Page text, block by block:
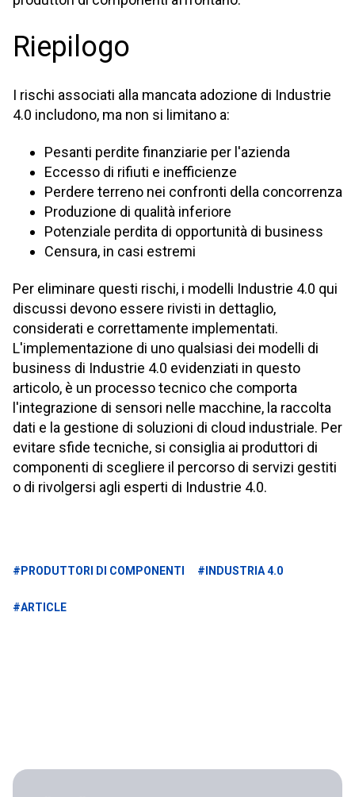
Riepilogo
I rischi associati alla mancata adozione di Industrie
4.0 includono, ma non si limitano a:
Pesanti perdite finanziarie per l'azienda
Eccesso di rifiuti e inefficienze
Perdere terreno nei confronti della concorrenza
Produzione di qualità inferiore
Potenziale perdita di opportunità di business
Censura, in casi estremi
Per eliminare questi rischi, i modelli Industrie 4.0 qui
discussi devono essere rivisti in dettaglio,
considerati e correttamente implementati.
L'implementazione di uno qualsiasi dei modelli di
business di Industrie 4.0 evidenziati in questo
articolo, è un processo tecnico che comporta
l'integrazione di sensori nelle macchine, la raccolta
dati e la gestione di soluzioni di cloud industriale. Per
evitare sfide tecniche, si consiglia ai produttori di
componenti di scegliere il percorso di servizi gestiti
o di rivolgersi agli esperti di Industrie 4.0.
#PRODUTTORI DI COMPONENTI #INDUSTRIA 4.0
#ARTICLE